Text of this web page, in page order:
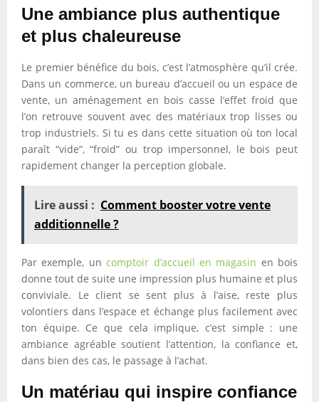
Une ambiance plus authentique
et plus chaleureuse
Le premier bénéfice du bois, c’est l’atmosphère qu’il crée.
Dans un commerce, un bureau d’accueil ou un espace de
vente, un aménagement en bois casse l’effet froid que
l’on retrouve souvent avec des matériaux trop lisses ou
trop industriels. Si tu es dans cette situation où ton local
paraît “vide”, “froid” ou trop impersonnel, le bois peut
rapidement changer la perception globale.
Lire aussi : Comment booster votre vente
additionnelle ?
Par exemple, uncomptoir d’accueil en magasin en bois
donne tout de suite une impression plus humaine et plus
conviviale. Le client se sent plus à l’aise, reste plus
volontiers dans l’espace et échange plus facilement avec
ton équipe. Ce que cela implique, c’est simple : une
ambiance agréable soutient l’attention, la confiance et,
dans bien des cas, le passage à l’achat.
Un matériau qui inspire confiance